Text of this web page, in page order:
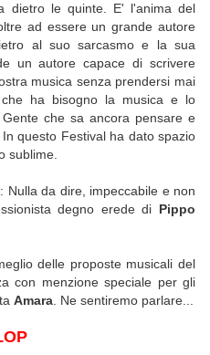
dietro le quinte. E' l'anima del
ad essere un grande autore
al suo sarcasmo e la sua
un autore capace di scrivere
musica senza prendersi mai
ha bisogno la musica e lo
che sa ancora pensare e
questo Festival ha dato spazio
sublime.
: Nulla da dire, impeccabile e non
degno erede di Pippo
delle proposte musicali del
con menzione speciale per gli
Amara . Ne sentiremo parlare...